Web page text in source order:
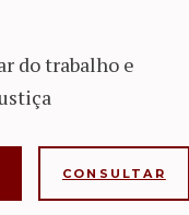
do trabalho e
CONSULTAR